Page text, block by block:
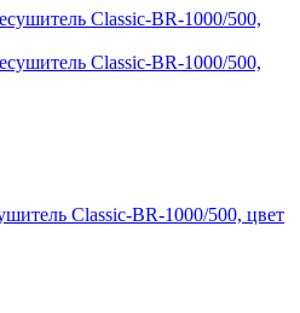
Classic-BR-1000/500, цвет